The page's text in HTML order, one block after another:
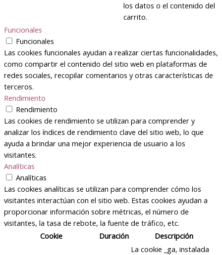
los datos o el contenido del
carrito.
Funcionales
Funcionales
Las cookies funcionales ayudan a realizar ciertas funcionalidades,
como compartir el contenido del sitio web en plataformas de
redes sociales, recopilar comentarios y otras características de
terceros.
Rendimiento
Rendimiento
Las cookies de rendimiento se utilizan para comprender y
analizar los índices de rendimiento clave del sitio web, lo que
ayuda a brindar una mejor experiencia de usuario a los
visitantes.
Analíticas
Analíticas
Las cookies analíticas se utilizan para comprender cómo los
visitantes interactúan con el sitio web. Estas cookies ayudan a
proporcionar información sobre métricas, el número de
visitantes, la tasa de rebote, la fuente de tráfico, etc.
Cookie
Duración Descripción
La cookie _ga, instalada